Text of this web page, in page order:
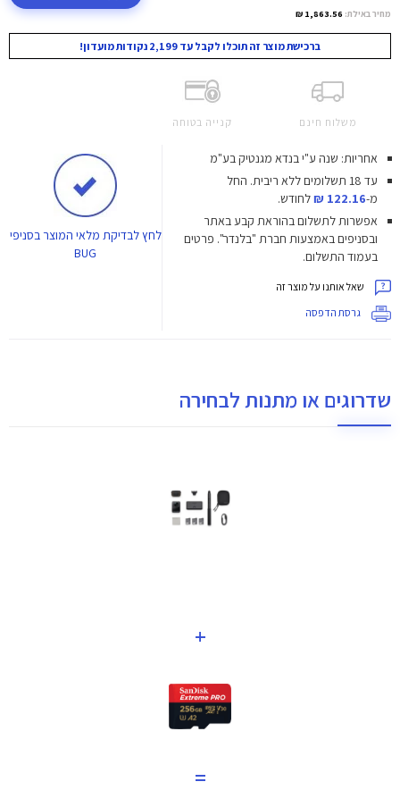
מחיר באילת: 1,863.56 ₪
ברכישת מוצר זה תוכלו לקבל עד 2,199 נקודות מועדון!
משלוח חינם קנייה בטוחה
אחריות: שנה ע"י בנדא מגנטיק בע"מ
עד 18 תשלומים ללא ריבית.
החל
מ-122.16 ₪
לחודש.
אפשרות לתשלום בהוראת קבע באתר
ובסניפים באמצעות חברת "בלנדר". פרטים
בעמוד התשלום.
שאל אותנו על מוצר זה
גרסת הדפסה
לחץלבדיקת מלאי המוצר בסניפי
BUG
שדרוגים או מתנות לבחירה
+
=